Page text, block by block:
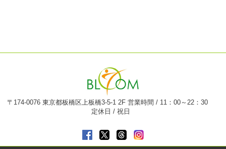
〒174-0076 東京都板橋区上板橋3-5-1 2F 営業時間 / 11：00～22：30
定休日 / 祝日